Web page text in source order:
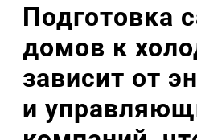
Подготовка
домов к
зависит от
и